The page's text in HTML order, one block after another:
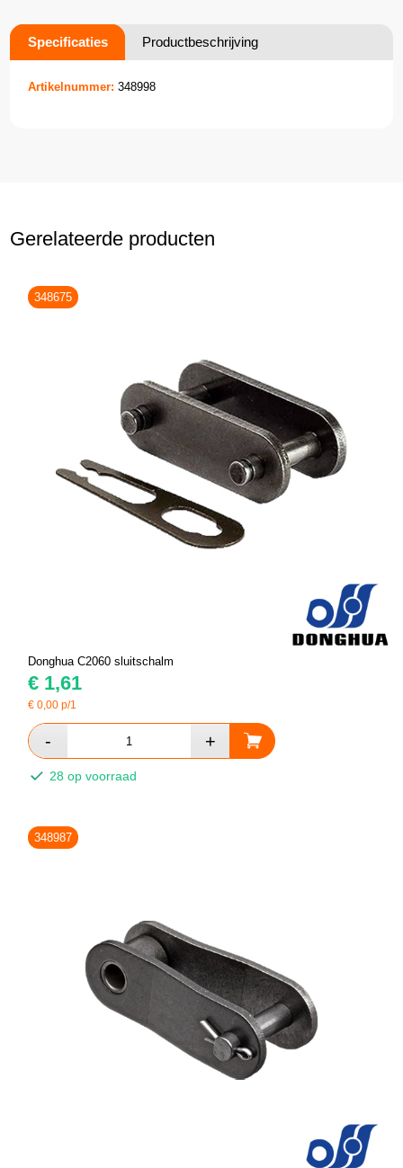
Specificaties Productbeschrijving
Artikelnummer: 348998
Gerelateerde producten
348675
Donghua C2060 sluitschalm
€ 1,61
€0,00 p/1
28 op voorraad
348987